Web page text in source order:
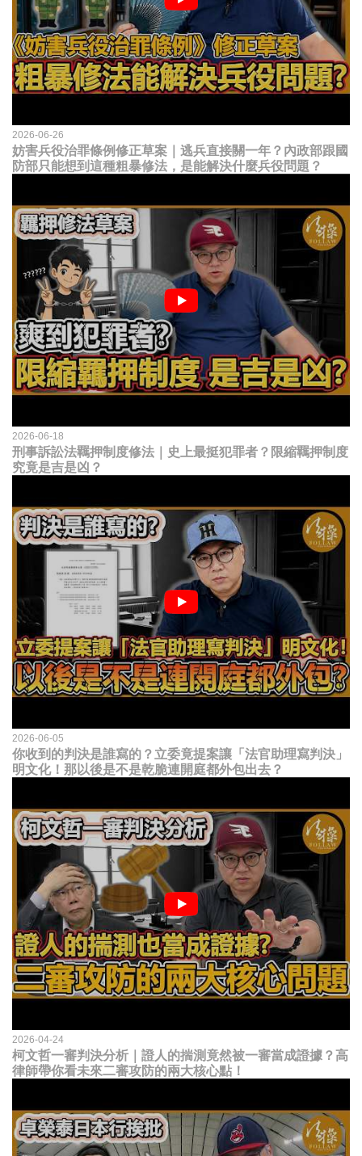
2026-06-26
妨害兵役治罪條例修正草案｜逃兵直接關一年？內政部跟國
防部只能想到這種粗暴修法，是能解決什麼兵役問題？
2026-06-18
刑事訴訟法羈押制度修法｜史上最挺犯罪者？限縮羈押制度
究竟是吉是凶？
2026-06-05
你收到的判決是誰寫的？立委竟提案讓「法官助理寫判決」
明文化！那以後是不是乾脆連開庭都外包出去？
2026-04-24
柯文哲一審判決分析｜證人的揣測竟然被一審當成證據？高
律師帶你看未來二審攻防的兩大核心點！